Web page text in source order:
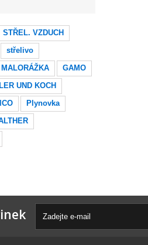
STŘEL. VZDUCH
střelivo
MALORÁŽKA
GAMO
UND KOCH
Plynovka